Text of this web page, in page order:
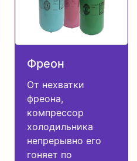
Фреон
От нехватки
фреона,
компрессор
холодильника
непрерывно его
гоняет по